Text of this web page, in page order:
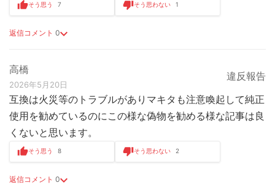
返信コメント 0
そう思う 7 そう思わない 1
高橋
2026年5月20日
違反報告
互換は火災等のトラブルがありマキタも注意喚起して純正
使用を勧めているのにこの様な偽物を勧める様な記事は良
くないと思います。
返信コメント 0
そう思う 8 そう思わない 2